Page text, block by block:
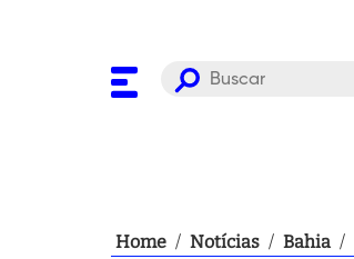
Home / Notícias / Bahia /